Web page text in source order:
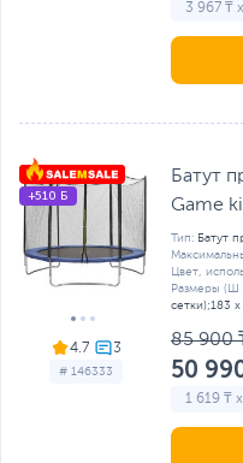
3 967 ₸
4.7
# 146333
+510 Б
Батут
Game
Тип: Батут
Цвет,
Размеры (Ш
сетки);183
85 900
50
1 619 ₸